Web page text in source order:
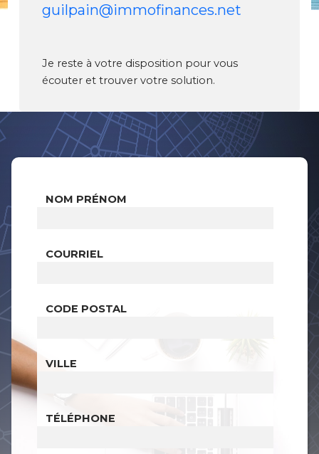
guilpain@immofinances.net
Je reste à votre disposition pour vous
écouter et trouver votre solution.
NOM PRÉNOM
COURRIEL
CODE POSTAL
VILLE
TÉLÉPHONE